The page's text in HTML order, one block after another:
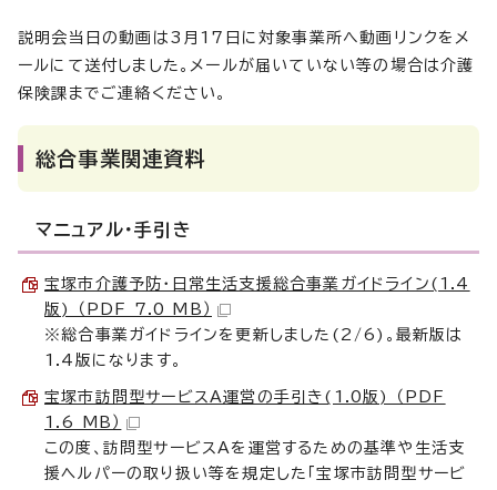
説明会当日の動画は3月17日に対象事業所へ動画リンクをメ
ールにて送付しました。メールが届いていない等の場合は介護
保険課までご連絡ください。
総合事業関連資料
マニュアル・手引き
宝塚市介護予防・日常生活支援総合事業ガイドライン(1.4
版) （PDF 7.0 MB）
※総合事業ガイドラインを更新しました(2/6)。最新版は
1.4版になります。
宝塚市訪問型サービスA運営の手引き(1.0版) （PDF
1.6 MB）
この度、訪問型サービスAを運営するための基準や生活支
援ヘルパーの取り扱い等を規定した「宝塚市訪問型サービ